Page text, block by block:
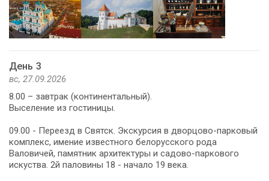
День 3
вс, 27.09.2026
8.00 – завтрак (континентальный).
Выселение из гостиницы.
09.00 - Переезд в Святск. Экскурсия в дворцово-парковый
комплекс, имение известного белорусского рода
Валовичей, памятник архитектуры и садово-паркового
искуства. 2й паловины 18 - начало 19 века.